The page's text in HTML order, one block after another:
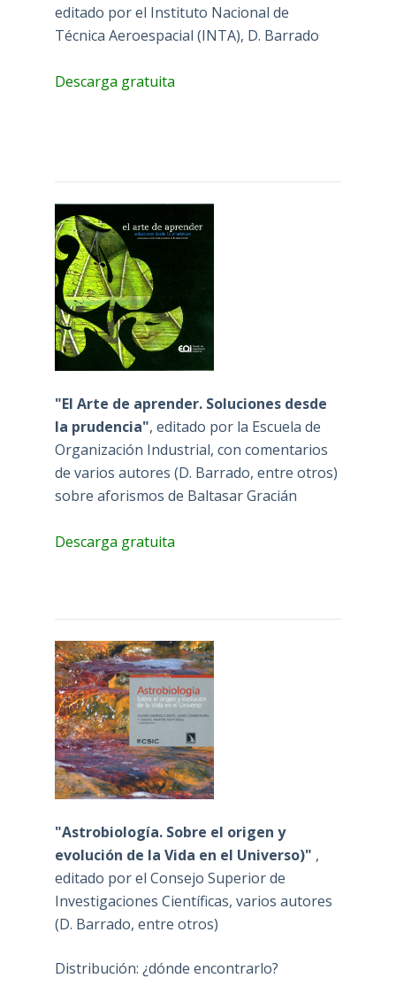
editado por el Instituto Nacional de
Técnica Aeroespacial (INTA), D. Barrado
Descarga gratuita
"El Arte de aprender. Soluciones desde
la prudencia", editado por la Escuela de
Organización Industrial, con comentarios
de varios autores (D. Barrado, entre otros)
sobre aforismos de Baltasar Gracián
Descarga gratuita
"Astrobiología. Sobre el origen y
evolución de la Vida en el Universo)" ,
editado por el Consejo Superior de
Investigaciones Científicas, varios autores
(D. Barrado, entre otros)
Distribución: ¿dónde encontrarlo?